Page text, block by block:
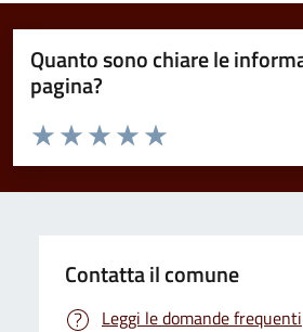
Quanto sono chiare le
pagina?
Domanda
Valuta da 1 a 5 stelle la pagina
Valuta 5 stelle su 5
Valuta 4 stelle su 5
Valuta 3 stelle su 5
Valuta 2 stelle su 5
Valuta 1 stelle su 5
Contatta il comune
Leggi le domande frequenti